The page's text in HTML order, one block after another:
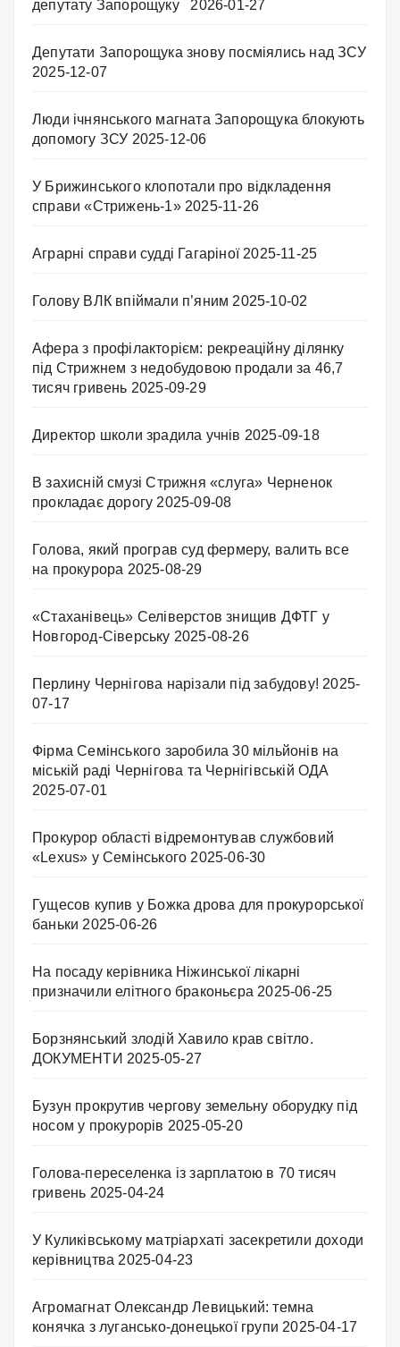
депутату Запорощуку 2026-01-27
Депутати Запорощука знову посміялись над ЗСУ
2025-12-07
Люди ічнянського магната Запорощука блокують
допомогу ЗСУ 2025-12-06
У Брижинського клопотали про відкладення
справи «Стрижень-1» 2025-11-26
Аграрні справи судді Гагаріної 2025-11-25
Голову ВЛК впіймали п’яним 2025-10-02
Афера з профілакторієм: рекреаційну ділянку
під Стрижнем з недобудовою продали за 46,7
тисяч гривень 2025-09-29
Директор школи зрадила учнів 2025-09-18
В захисній смузі Стрижня «слуга» Черненок
прокладає дорогу 2025-09-08
Голова, який програв суд фермеру, валить все
на прокурора 2025-08-29
«Стаханівець» Селіверстов знищив ДФТГ у
Новгород-Сіверську 2025-08-26
Перлину Чернігова нарізали під забудову! 2025-
07-17
Фірма Семінського заробила 30 мільйонів на
міській раді Чернігова та Чернігівській ОДА
2025-07-01
Прокурор області відремонтував службовий
«Lexus» у Семінського 2025-06-30
Гущесов купив у Божка дрова для прокурорської
баньки 2025-06-26
На посаду керівника Ніжинської лікарні
призначили елітного браконьєра 2025-06-25
Борзнянський злодій Хавило крав світло.
ДОКУМЕНТИ 2025-05-27
Бузун прокрутив чергову земельну оборудку під
носом у прокурорів 2025-05-20
Голова-переселенка із зарплатою в 70 тисяч
гривень 2025-04-24
У Куликівському матріархаті засекретили доходи
керівництва 2025-04-23
Агромагнат Олександр Левицький: темна
конячка з лугансько-донецької групи 2025-04-17